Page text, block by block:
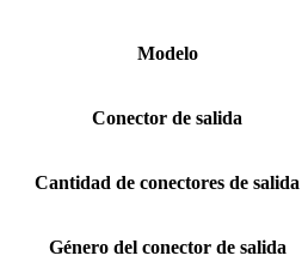
Modelo
Conector de salida
Cantidad de conectores de salida
Género del conector de salida